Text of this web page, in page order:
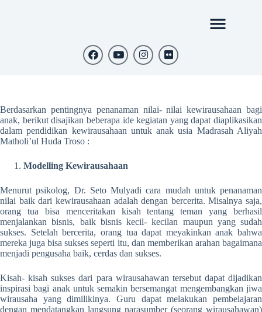
Berdasarkan pentingnya penanaman nilai- nilai kewirausahaan bagi
anak, berikut disajikan beberapa ide kegiatan yang dapat diaplikasikan
dalam pendidikan kewirausahaan untuk anak usia Madrasah Aliyah
Matholi’ul Huda Troso :
Modelling Kewirausahaan
Menurut psikolog, Dr. Seto Mulyadi cara mudah untuk penanaman
nilai baik dari kewirausahaan adalah dengan bercerita. Misalnya saja,
orang tua bisa menceritakan kisah tentang teman yang berhasil
menjalankan bisnis, baik bisnis kecil- kecilan maupun yang sudah
sukses. Setelah bercerita, orang tua dapat meyakinkan anak bahwa
mereka juga bisa sukses seperti itu, dan memberikan arahan bagaimana
menjadi pengusaha baik, cerdas dan sukses.
Kisah- kisah sukses dari para wirausahawan tersebut dapat dijadikan
inspirasi bagi anak untuk semakin bersemangat mengembangkan jiwa
wirausaha yang dimilikinya. Guru dapat melakukan pembelajaran
dengan mendatangkan langsung narasumber (seorang wirausahawan)